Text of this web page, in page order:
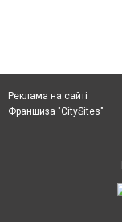
Реклама на сайті
Франшиза "CitySites"